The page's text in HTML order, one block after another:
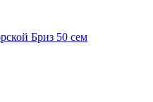
Бриз 50 сем